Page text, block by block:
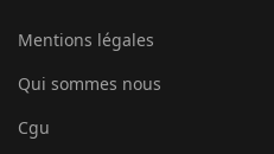
Mentions légales
Qui sommes nous
Cgu